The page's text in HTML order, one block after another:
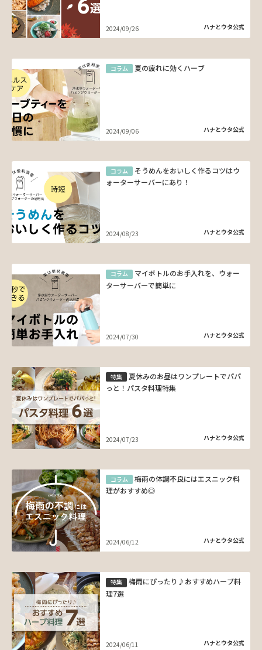
2024/09/26 ハナとウタ公式
コラム 夏の疲れに効くハーブ
2024/09/06 ハナとウタ公式
コラム
そうめんをおいしく作るコツはウ
ォーターサーバーにあり！
2024/08/23 ハナとウタ公式
コラム
マイボトルのお手入れを、ウォー
ターサーバーで簡単に
2024/07/30 ハナとウタ公式
特集
夏休みのお昼はワンプレートでパパ
っと！パスタ料理特集
2024/07/23 ハナとウタ公式
コラム
梅雨の体調不良にはエスニック料
理がおすすめ◎
2024/06/12 ハナとウタ公式
特集
梅雨にぴったり♪おすすめハーブ料
理7選
2024/06/11 ハナとウタ公式